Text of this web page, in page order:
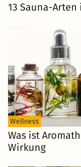
13 Sauna-
Wellness
Was ist
Wirkung